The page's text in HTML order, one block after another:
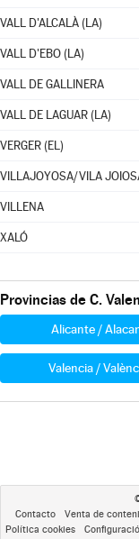
VALL D'ALCALÀ (LA)
VALL D'EBO (LA)
VALL DE GALLINERA
VALL DE LAGUAR (LA)
VERGER (EL)
VILLAJOYOSA/VILA
VILLENA
XALÓ
Provincias de C.
Alicante /
Valencia /
Contacto Venta de
Política cookies